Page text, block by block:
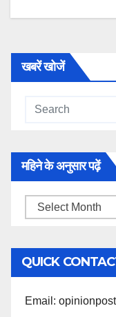
खबरें खोजें
महिने के अनुसार पढ़ें
महिने
अनुसार
पढ़ें
QUICK
Email: